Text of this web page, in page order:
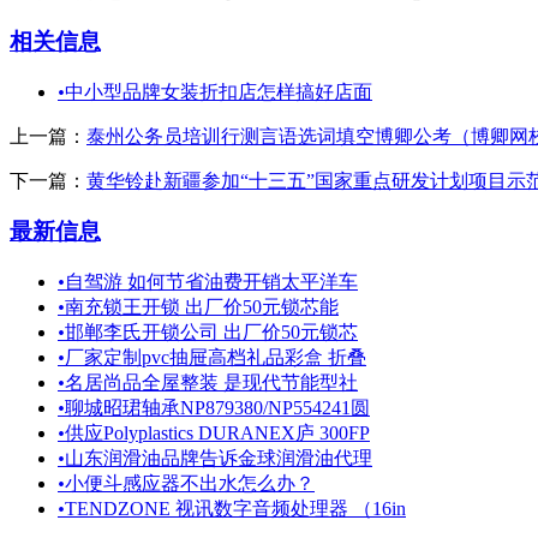
相关信息
•中小型品牌女装折扣店怎样搞好店面
上一篇： 泰州公务员培训行测言语选词填空博卿公考（博卿网
下一篇： 黄华铃赴新疆参加“十三五”国家重点研发计划项目示
最新信息
•自驾游 如何节省油费开销太平洋车
•南充锁王开锁 出厂价50元锁芯能
•邯郸李氏开锁公司 出厂价50元锁芯
•厂家定制pvc抽屉高档礼品彩盒 折叠
•名居尚品全屋整装 是现代节能型社
•聊城昭珺轴承NP879380/NP554241圆
•供应Polyplastics DURANEX庐 300FP
•山东润滑油品牌告诉金球润滑油代理
•小便斗感应器不出水怎么办？
•TENDZONE 视讯数字音频处理器 （16in